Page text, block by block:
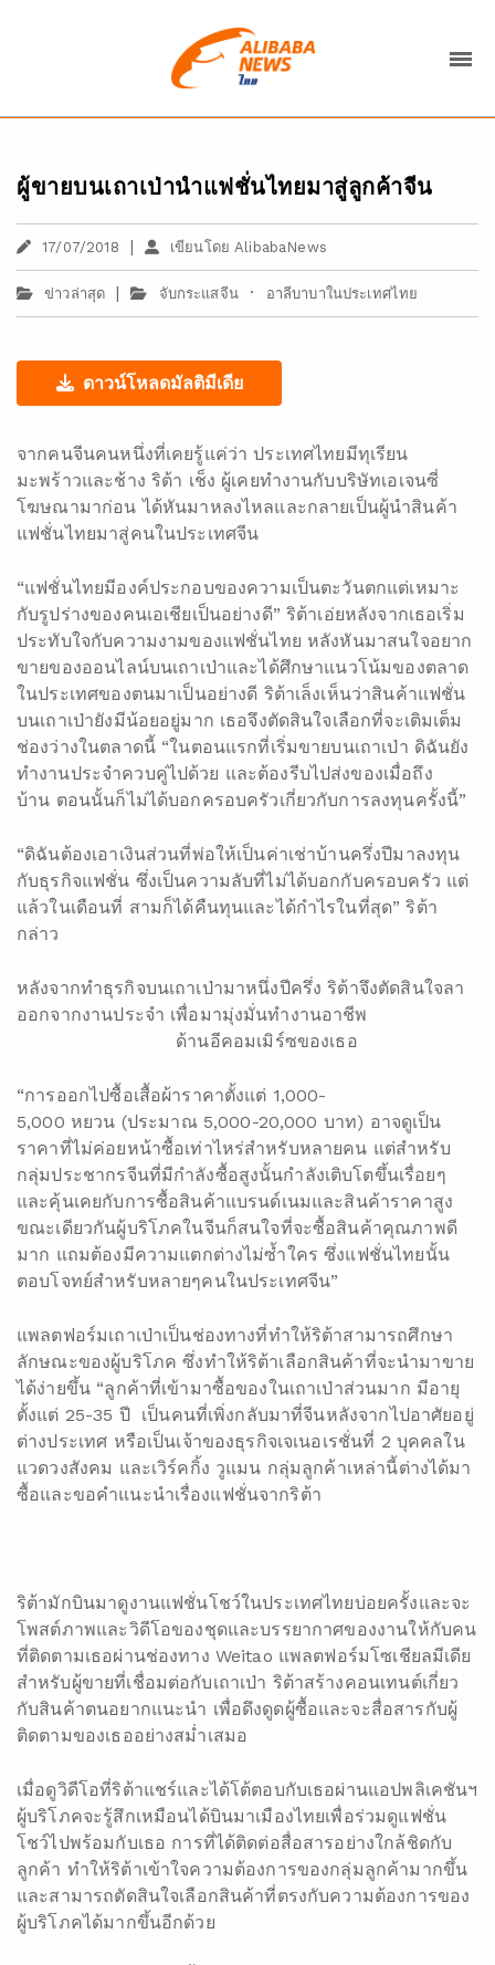
ผู้ขายบนเถาเป่านำแฟชั่นไทยมาสู่ลูกค้าจีน
17/07/2018 | เขียนโดย AlibabaNews
ข่าวล่าสุด | จับกระแสจีน · อาลีบาบาในประเทศไทย
ดาวน์โหลดมัลติมีเดีย
จากคนจีนคนหนึ่งที่เคยรู้แค่ว่า ประเทศไทยมีทุเรียน
มะพร้าวและช้าง ริต้า เช็ง ผู้เคยทำงานกับบริษัทเอเจนซี่
โฆษณามาก่อน ได้หันมาหลงไหลและกลายเป็นผู้นำสินค้า
แฟชั่นไทยมาสู่คนในประเทศจีน
“แฟชั่นไทยมีองค์ประกอบของความเป็นตะวันตกแต่เหมาะ
กับรูปร่างของคนเอเชียเป็นอย่างดี” ริต้าเอ่ยหลังจากเธอเริ่ม
ประทับใจกับความงามของแฟชั่นไทย หลังหันมาสนใจอยาก
ขายของออนไลน์บนเถาเป่าและได้ศึกษาแนวโน้มของตลาด
ในประเทศของตนมาเป็นอย่างดี ริต้าเล็งเห็นว่าสินค้าแฟชั่น
บนเถาเป่ายังมีน้อยอยู่มาก เธอจึงตัดสินใจเลือกที่จะเติมเต็ม
ช่องว่างในตลาดนี้ “ในตอนแรกที่เริ่มขายบนเถาเป่า ดิฉันยัง
ทำงานประจำควบคู่ไปด้วย และต้องรีบไปส่งของเมื่อถึง
บ้าน ตอนนั้นก็ไม่ได้บอกครอบครัวเกี่ยวกับการลงทุนครั้งนี้”
“ดิฉันต้องเอาเงินส่วนที่พ่อให้เป็นค่าเช่าบ้านครึ่งปีมาลงทุน
กับธุรกิจแฟชั่น ซึ่งเป็นความลับที่ไม่ได้บอกกับครอบครัว แต่
แล้วในเดือนที่ สามก็ได้คืนทุนและได้กำไรในที่สุด” ริต้า
กล่าว
หลังจากทำธุรกิจบนเถาเป่ามาหนึ่งปีครึ่ง ริต้าจึงตัดสินใจลา
ออกจากงานประจำ เพื่อมามุ่งมั่นทำงานอาชีพ
ด้านอีคอมเมิร์ซของเธอ
“การออกไปซื้อเสื้อผ้าราคาตั้งแต่ 1,000-
5,000 หยวน (ประมาณ 5,000-20,000 บาท) อาจดูเป็น
ราคาที่ไม่ค่อยหน้าซื้อเท่าไหร่สำหรับหลายคน แต่สำหรับ
กลุ่มประชากรจีนที่มีกำลังซื้อสูงนั้นกำลังเติบโตขึ้นเรื่อยๆ
และคุ้นเคยกับการซื้อสินค้าแบรนด์เนมและสินค้าราคาสูง
ขณะเดียวกันผู้บริโภคในจีนก็สนใจที่จะซื้อสินค้าคุณภาพดี
มาก แถมต้องมีความแตกต่างไม่ซ้ำใคร ซึ่งแฟชั่นไทยนั้น
ตอบโจทย์สำหรับหลายๆคนในประเทศจีน”
แพลตฟอร์มเถาเป่าเป็นช่องทางที่ทำให้ริต้าสามารถศึกษา
ลักษณะของผู้บริโภค ซึ่งทำให้ริต้าเลือกสินค้าที่จะนำมาขาย
ได้ง่ายขึ้น “ลูกค้าที่เข้ามาซื้อของในเถาเป่าส่วนมาก มีอายุ
ตั้งแต่ 25-35 ปี เป็นคนที่เพิ่งกลับมาที่จีนหลังจากไปอาศัยอยู่
ต่างประเทศ หรือเป็นเจ้าของธุรกิจเจเนอเรชั่นที่ 2 บุคคลใน
แวดวงสังคม และเวิร์คกิ้ง วูแมน กลุ่มลูกค้าเหล่านี้ต่างได้มา
ซื้อและขอคำแนะนำเรื่องแฟชั่นจากริต้า
ริต้ามักบินมาดูงานแฟชั่นโชว์ในประเทศไทยบ่อยครั้งและจะ
โพสต์ภาพและวิดีโอของชุดและบรรยากาศของงานให้กับคน
ที่ติดตามเธอผ่านช่องทาง Weitao แพลตฟอร์มโซเชียลมีเดีย
สำหรับผู้ขายที่เชื่อมต่อกับเถาเป่า ริต้าสร้างคอนเทนต์เกี่ยว
กับสินค้าตนอยากแนะนำ เพื่อดึงดูดผู้ซื้อและจะสื่อสารกับผู้
ติดตามของเธออย่างสม่ำเสมอ
เมื่อดูวิดีโอที่ริต้าแชร์และได้โต้ตอบกับเธอผ่านแอปพลิเคชันฯ
ผู้บริโภคจะรู้สึกเหมือนได้บินมาเมืองไทยเพื่อร่วมดูแฟชั่น
โชว์ไปพร้อมกับเธอ การที่ได้ติดต่อสื่อสารอย่างใกล้ชิดกับ
ลูกค้า ทำให้ริต้าเข้าใจความต้องการของกลุ่มลูกค้ามากขึ้น
และสามารถตัดสินใจเลือกสินค้าที่ตรงกับความต้องการของ
ผู้บริโภคได้มากขึ้นอีกด้วย